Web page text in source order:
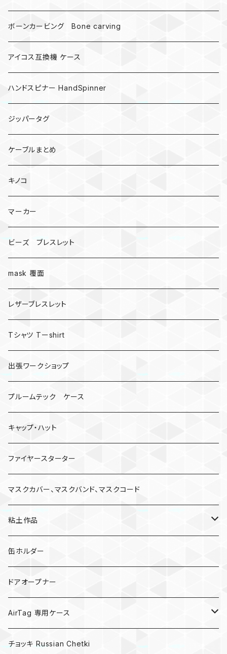
ボーンカービング Bone carving
アイコス互換機 ケース
ハンドスピナー HandSpinner
ジッパータグ
ケーブルまとめ
キノコ
マーカー
ビーズ ブレスレット
mask 覆面
レザーブレスレット
Tシャツ Tーshirt
出張ワークショップ
プルームテック ケース
キャップ・ハット
ファイヤースターター
マスクカバー、マスクバンド、マスクコード
粘土作品
亀
キノコ
缶ホルダー
ドアオープナー
AirTag 専用ケース
AirTagキーリング
チョッキ Russian Chetki